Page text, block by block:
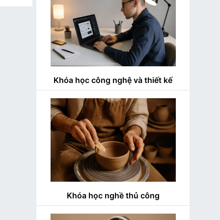
Khóa học công nghệ và thiết kế
Khóa học nghề thủ công